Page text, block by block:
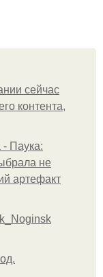
сейчас
контента,
Паука:
не
артефакт